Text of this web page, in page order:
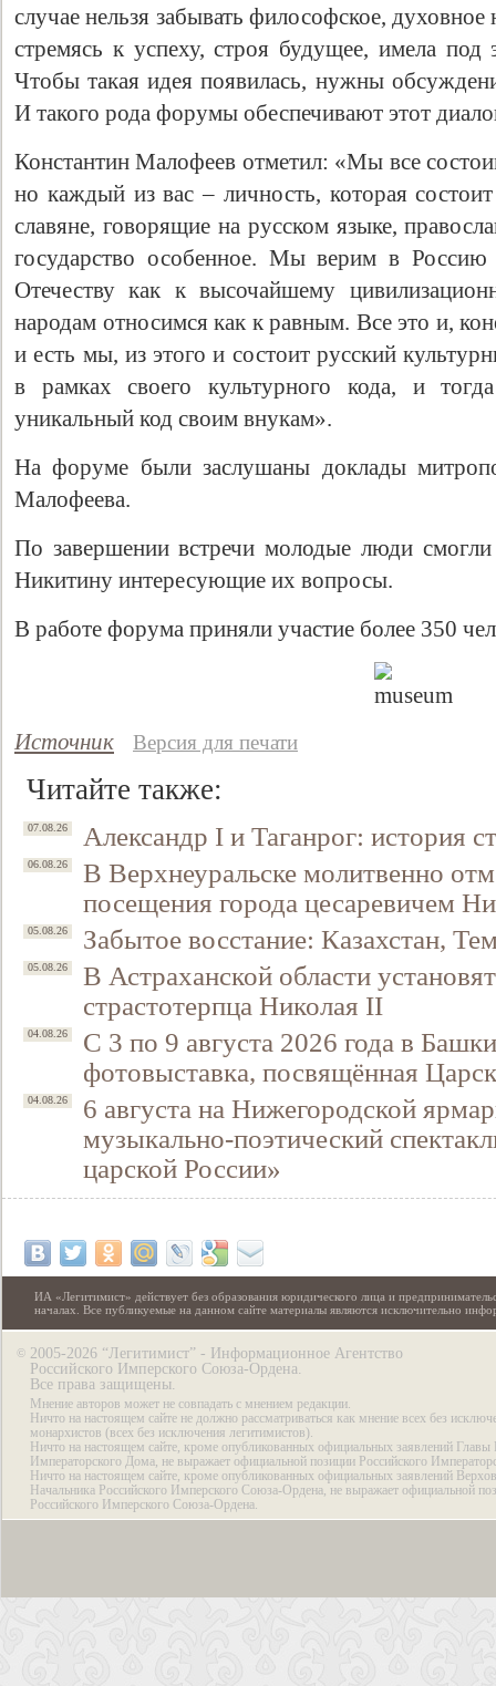
случае нельзя забывать философское,
стремясь к успеху, строя будущее, имела
Чтобы такая идея появилась, нужны
И такого рода форумы обеспечивают этот
Константин Малофеев отметил: «Мы все
но каждый из вас – личность, которая
славяне, говорящие на русском языке,
государство особенное. Мы верим в
Отечеству как к высочайшему
народам относимся как к равным. Все это и,
и есть мы, из этого и состоит русский
в рамках своего культурного кода, и
уникальный код своим внукам».
На форуме были заслушаны доклады
Малофеева.
По завершении встречи молодые люди
Никитину интересующие их вопросы.
В работе форума приняли участие более 350
Источник Версия для печати
Читайте также:
07.08.26 Александр I и Таганрог: история
06.08.26
В Верхнеуральске молитвенно
посещения города цесаревичем
05.08.26 Забытое восстание: Казахстан,
05.08.26
В Астраханской области
страстотерпца Николая II
04.08.26
С 3 по 9 августа 2026 года в
фотовыставка, посвящённая
04.08.26
6 августа на Нижегородской
музыкально-поэтический
царской России»
ИА «Легитимист» действует без образования юридического лица и
началах. Все публикуемые на данном сайте материалы являются исключительно
© 2005-2026 “Легитимист” - Информационное Агентство
Российского Имперского Союза-Ордена.
Все права защищены.
Мнение авторов может не совпадать с мнением редакции.
Ничто на настоящем сайте не должно рассматриваться как мнение всех без
монархистов (всех без исключения легитимистов).
Ничто на настоящем сайте, кроме опубликованных официальных заявлений Главы
Императорского Дома, не выражает официальной позиции Российского
Ничто на настоящем сайте, кроме опубликованных официальных заявлений
Начальника Российского Имперского Союза-Ордена, не выражает официальной
Российского Имперского Союза-Ордена.